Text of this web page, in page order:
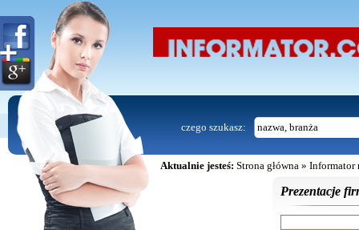
czego szukasz:
Aktualnie jesteś: Strona główna» Informator
Prezentacje